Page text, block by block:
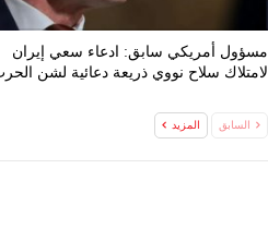
مسؤول أمريكي سابق: ادعاء سعي إيران
لامتلاك سلاح نووي ذريعة دعائية لشن
السابق المزيد